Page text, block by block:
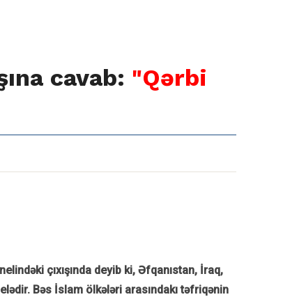
cavab: "Qərbi
çıxışında deyib ki, Əfqanıstan, İraq,
Bəs İslam ölkələri arasındakı təfriqənin